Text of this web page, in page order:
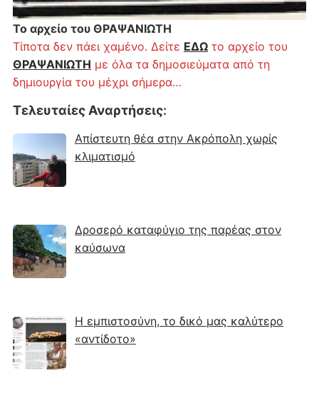
Το αρχείο του ΘΡΑΨΑΝΙΩΤΗ
Τίποτα δεν πάει χαμένο. Δείτε ΕΔΩτο αρχείο του
ΘΡΑΨΑΝΙΩΤΗ με όλα τα δημοσιεύματα από τη
δημιουργία του μέχρι σήμερα…
Τελευταίες Αναρτήσεις:
Απίστευτη θέα στην Ακρόπολη χωρίς
κλιματισμό
Δροσερό καταφύγιο της παρέας στον
καύσωνα
Η εμπιστοσύνη, το δικό μας καλύτερο
«αντίδοτο»